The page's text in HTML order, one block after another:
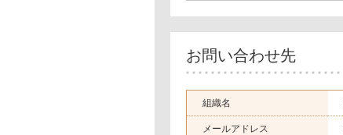
お問い合わせ先
組織名
メールアドレス